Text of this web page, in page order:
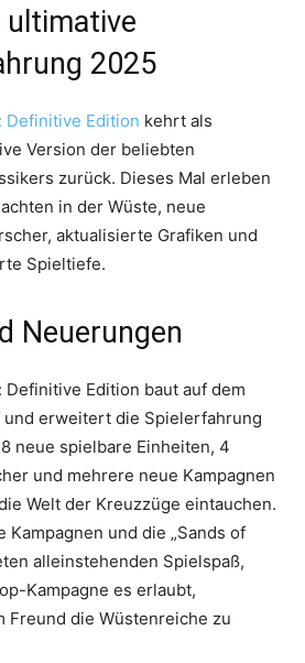
ultimative
2025
Definitive Edition kehrt als
Version der beliebten
zurück. Dieses Mal erleben
in der Wüste, neue
aktualisierte Grafiken und
Spieltiefe.
Neuerungen
Edition baut auf dem
und erweitert die Spielerfahrung
neue spielbare Einheiten, 4
und mehrere neue Kampagnen
Welt der Kreuzzüge eintauchen.
und die „Sands of
alleinstehenden Spielspaß,
Kampagne es erlaubt,
Freund die Wüstenreiche zu